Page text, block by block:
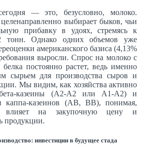
— это, безусловно, молоко.
выбирает быков, чьи
прибавку в удоях, стремясь к
тонн. Однако одних объемов уже
американского базиса (4,13%
выросли. Спрос на молоко с
постоянно растет, ведь именно
сырьем для производства сыров и
Мы видим, как хозяйства активно
казеины (А2-А2 или А1-А2) и
каппа-казеинов (АВ, ВВ), понимая,
на закупочную цену и
продукции.
инвестиции в будущее стада